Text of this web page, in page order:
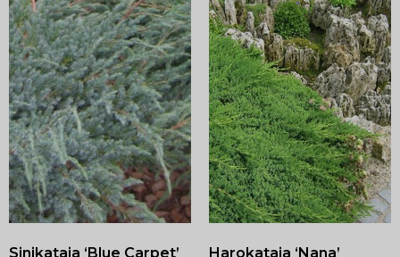
Sinikataja ‘Blue Carpet’ Harokataja ‘Nana’